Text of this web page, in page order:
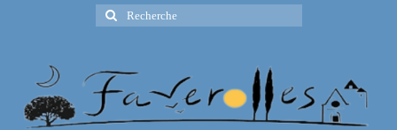
Rechercher
: